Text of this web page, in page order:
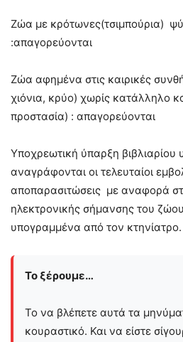
Ζώα με κρότωνες(τσιμπούρια)
:απαγορεύονται
Ζώα αφημένα στις καιρικές
χιόνια, κρύο) χωρίς κατάλληλο
προστασία) : απαγορεύονται
Υποχρεωτική ύπαρξη βιβλιαρίου
αναγράφονται οι τελευταίοι
αποπαρασιτώσεις με αναφορά
ηλεκτρονικής σήμανσης του
υπογραμμένα από τον κτηνίατρο.
Το ξέρουμε…
Το να βλέπετε αυτά τα
κουραστικό. Και να είστε